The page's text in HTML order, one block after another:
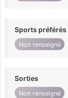
Sports préférés
Non renseigné
Sorties
Non renseigné